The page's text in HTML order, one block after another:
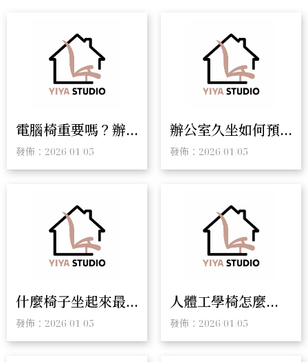
電腦椅重要嗎？辦
公椅推薦｜電腦椅
推薦
發佈：2026/01/05
辦公室久坐如何預
防腰酸背痛？辦公
椅推薦｜彰化辦公
發佈：2026/01/05
什麼椅子坐起來最
舒服？人體工學椅
推薦｜電腦椅推薦
發佈：2026/01/05
人體工學椅怎麼
挑？人體工學椅專
賣｜電腦椅專賣店
發佈：2026/01/05